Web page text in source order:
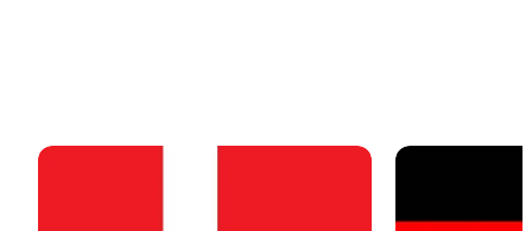
Svar og vind her Antworte